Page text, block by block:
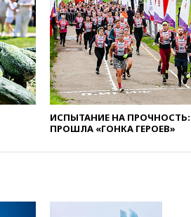
усилий
05:30ВМС
03:30В
качество
России
02:30
отпустить
Сеуту на
ИСПЫТАНИЕ НА
ПРОШЛА «ГОНКА ГЕРОЕВ»